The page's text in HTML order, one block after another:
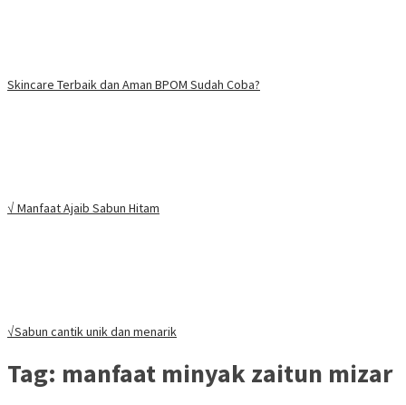
Skincare Terbaik dan Aman BPOM Sudah Coba?
√ Manfaat Ajaib Sabun Hitam
√Sabun cantik unik dan menarik
Tag: manfaat minyak zaitun mizar